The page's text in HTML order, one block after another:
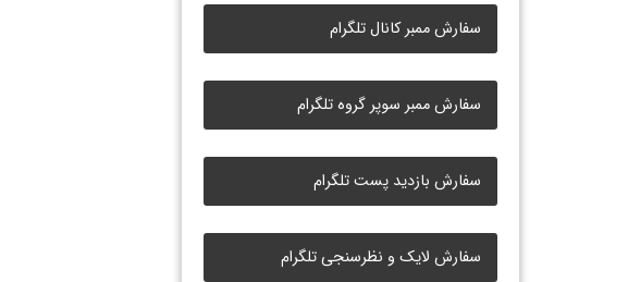
سفارش ممبر کانال تلگرام
سفارش ممبر سوپر گروه تلگرام
سفارش بازدید پست تلگرام
سفارش لایک و نظرسنجی تلگرام